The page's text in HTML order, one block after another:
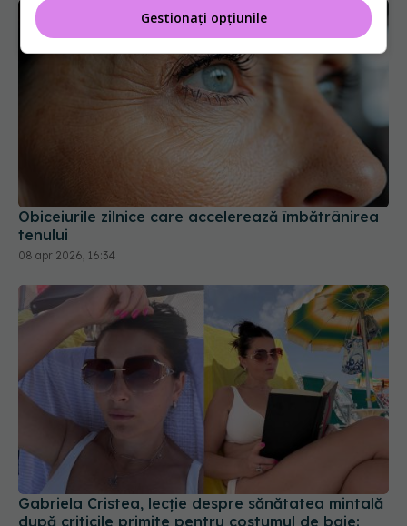
Obiceiurile zilnice care accelerează îmbătrânirea
tenului
08 apr 2026, 16:34
Gabriela Cristea, lecție despre sănătatea mintală
după criticile primite pentru costumul de baie:
„Viața nu începe la măsura XS”
Gestionați opțiunile